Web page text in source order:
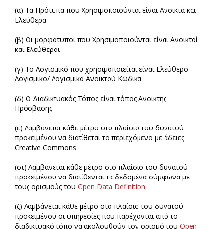
(α) Τα Πρότυπα που Χρησιμοποιούνται είναι Ανοικτά και
Ελεύθερα
(β) Οι μορφότυποι που Χρησιμοποιούνται είναι Ανοικτοί
και Ελεύθεροι
(γ) Το Λογισμικό που χρησιμοποιείται είναι Ελεύθερο
Λογισμικό/ Λογισμικό Ανοικτού Κώδικα
(δ) Ο Διαδικτυακός Τόπος είναι τόπος Ανοικτής
Πρόσβασης
(ε) Λαμβάνεται κάθε μέτρο στο πλαίσιο του δυνατού
προκειμένου να διατίθεται το περιεχόμενο με άδειες
Creative Commons
(στ) Λαμβάνεται κάθε μέτρο στο πλαίσιο του δυνατού
προκειμένου να διατίθενται τα δεδομένα σύμφωνα με
τους ορισμούς του Open Data Definition
(ζ) Λαμβάνεται κάθε μέτρο στο πλαίσιο του δυνατού
προκειμένου οι υπηρεσίες που παρέχονται από το
διαδικτυακό τόπο να ακολουθούν τον ορισμό του Open